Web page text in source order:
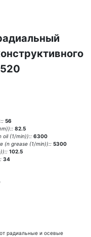
56
82.5
oil (1/min)):: 6300
(n grease (1/min)):: 5300
102.5
34
радиальные и осевые